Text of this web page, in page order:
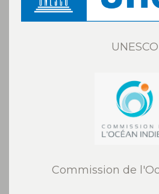
UNESCO
Commission de